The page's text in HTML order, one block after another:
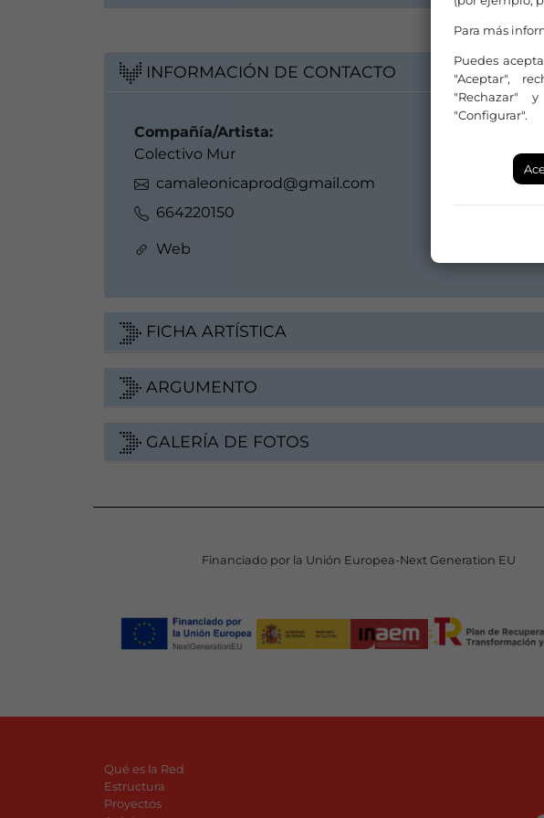
INFORMACIÓN DE CONTACTO
Compañía/Artista:
Colectivo Mur
camaleonicaprod@gmail.com
664220150
Web
FICHA ARTÍSTICA
ARGUMENTO
GALERÍA DE FOTOS
Financiado por la Unión Europea-Next Generation EU
Qué es la Red
Estructura
Proyectos
Para más
Puedes
"Aceptar",
"Rechazar"
"Configurar".